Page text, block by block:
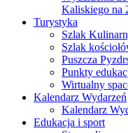
Kaliskiego na
Turystyka
Szlak
Szlak
Puszcza
Punkty
Wirtualny
Kalendarz Wydarzeń
Kalendarz
Edukacja i sport